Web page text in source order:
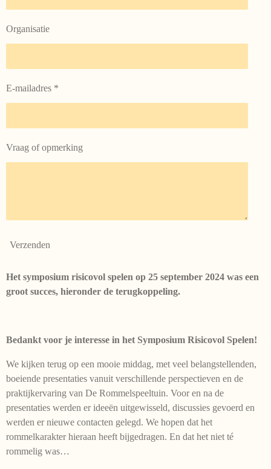
Organisatie
E-mailadres *
Vraag of opmerking
Verzenden
Het symposium risicovol spelen op 25 september 2024 was een
groot succes, hieronder de terugkoppeling.
Bedankt voor je interesse in het Symposium Risicovol Spelen!
We kijken terug op een mooie middag, met veel belangstellenden,
boeiende presentaties vanuit verschillende perspectieven en de
praktijkervaring van De Rommelspeeltuin. Voor en na de
presentaties werden er ideeën uitgewisseld, discussies gevoerd en
werden er nieuwe contacten gelegd. We hopen dat het
rommelkarakter hieraan heeft bijgedragen. En dat het niet té
rommelig was…